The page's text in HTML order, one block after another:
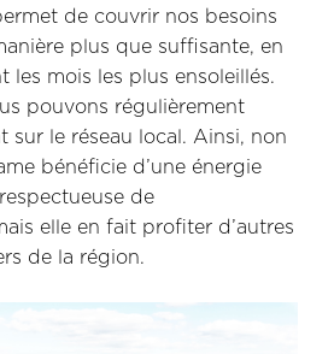
de couvrir nos besoins
plus que suffisante, en
les mois les plus ensoleillés.
pouvons régulièrement
sur le réseau local. Ainsi, non
bénéficie d’une énergie
de
elle en fait profiter d’autres
de la région.